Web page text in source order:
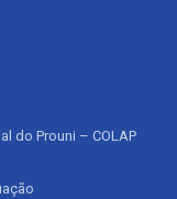
do Prouni – COLAP